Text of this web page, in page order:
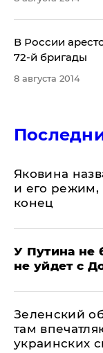
В России
72-й бригады
8 августа 2014
Яковина
и его режим,
конец
У Путина не
не уйдет с
Зеленский
там
украинских